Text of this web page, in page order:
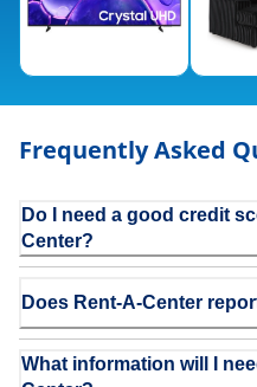
Frequently Asked
Do I need a good credit
Center?
Does Rent-A-Center
What information will I